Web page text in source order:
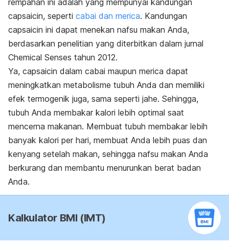
capsaicin, seperti cabai dan merica. Kandungan
capsaicin ini dapat menekan nafsu makan Anda,
berdasarkan penelitian yang diterbitkan dalam jurnal
Chemical Senses tahun 2012.
Ya, capsaicin dalam cabai maupun merica dapat
meningkatkan metabolisme tubuh Anda dan memiliki
efek termogenik juga, sama seperti jahe. Sehingga,
tubuh Anda membakar kalori lebih optimal saat
mencerna makanan. Membuat tubuh membakar lebih
banyak kalori per hari, membuat Anda lebih puas dan
kenyang setelah makan, sehingga nafsu makan Anda
berkurang dan membantu menurunkan berat badan
Anda.
Kalkulator BMI (IMT)